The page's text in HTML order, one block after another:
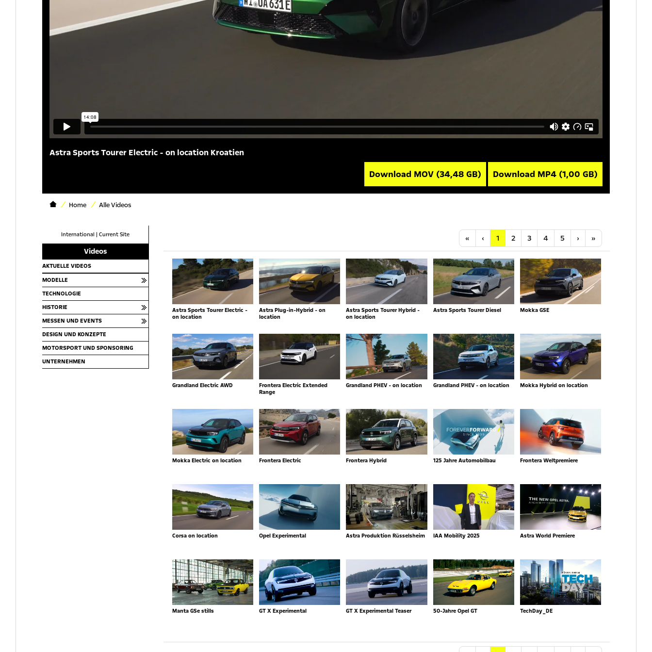
Astra Sports Tourer Electric - on location Kroatien
Download MOV (34,48 GB) Download MP4 (1,00 GB)
Home Alle Videos
International | Current Site
Videos
AKTUELLE VIDEOS
MODELLE
TECHNOLOGIE
HISTORIE
MESSEN UND EVENTS
DESIGN UND KONZEPTE
MOTORSPORT UND SPONSORING
UNTERNEHMEN
« Anfang
‹ Vorherige
1 2 3 4 5 ›Nächste
»
Astra Sports Tourer Electric -
on location
Astra Plug-in-Hybrid - on
location
Astra Sports Tourer Hybrid -
on location
Astra Sports Tourer Diesel Mokka GSE
Grandland Electric AWD
Frontera Electric Extended
Range
Grandland PHEV - on location Grandland PHEV - on location Mokka Hybrid on location
Mokka Electric on location Frontera Electric Frontera Hybrid 125 Jahre Automobilbau Frontera Weltpremiere
Corsa on location Opel Experimental Astra Produktion Rüsselsheim IAA Mobility 2025 Astra World Premiere
Manta GSe stills GT X Experimental GT X Experimental Teaser 50-Jahre Opel GT TechDay_DE